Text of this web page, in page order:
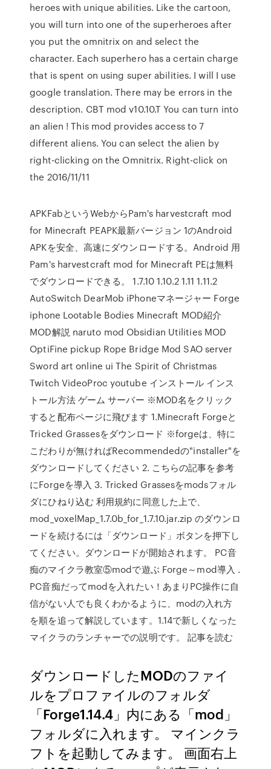
heroes with unique abilities. Like the cartoon,
you will turn into one of the superheroes after
you put the omnitrix on and select the
character. Each superhero has a certain charge
that is spent on using super abilities. I will I use
google translation. There may be errors in the
description. CBT mod v10.10.T You can turn into
an alien ! This mod provides access to 7
different aliens. You can select the alien by
right-clicking on the Omnitrix. Right-click on
the 2016/11/11
APKFabというWebからPam's harvestcraft mod
for Minecraft PEAPK最新バージョン 1のAndroid
APKを安全、高速にダウンロードする。Android 用
Pam's harvestcraft mod for Minecraft PEは無料
でダウンロードできる。 1.7.10 1.10.2 1.11 1.11.2
AutoSwitch DearMob iPhoneマネージャー Forge
iphone Lootable Bodies Minecraft MOD紹介
MOD解説 naruto mod Obsidian Utilities MOD
OptiFine pickup Rope Bridge Mod SAO server
Sword art online ui The Spirit of Christmas
Twitch VideoProc youtube インストール インス
トール方法 ゲーム サーバー ※MOD名をクリック
すると配布ページに飛びます 1.Minecraft Forgeと
Tricked Grassesをダウンロード ※forgeは、特に
こだわりが無ければRecommendedの"installer"を
ダウンロードしてください 2. こちらの記事を参考
にForgeを導入 3. Tricked Grassesをmodsフォル
ダにひねり込む 利用規約に同意した上で、
mod_voxelMap_1.7.0b_for_1.7.10.jar.zip のダウンロ
ードを続けるには「ダウンロード」ボタンを押下し
てください。ダウンロードが開始されます。 PC音
痴のマイクラ教室⑤modで遊ぶ Forge～mod導入 .
PC音痴だってmodを入れたい！あまりPC操作に自
信がない人でも良くわかるように、modの入れ方
を順を追って解説しています。1.14で新しくなった
マイクラのランチャーでの説明です。 記事を読む
ダウンロードしたMODのファイ
ルをプロファイルのフォルダ
「Forge1.14.4」内にある「mod」
フォルダに入れます。 マインクラ
フトを起動してみます。 画面右上